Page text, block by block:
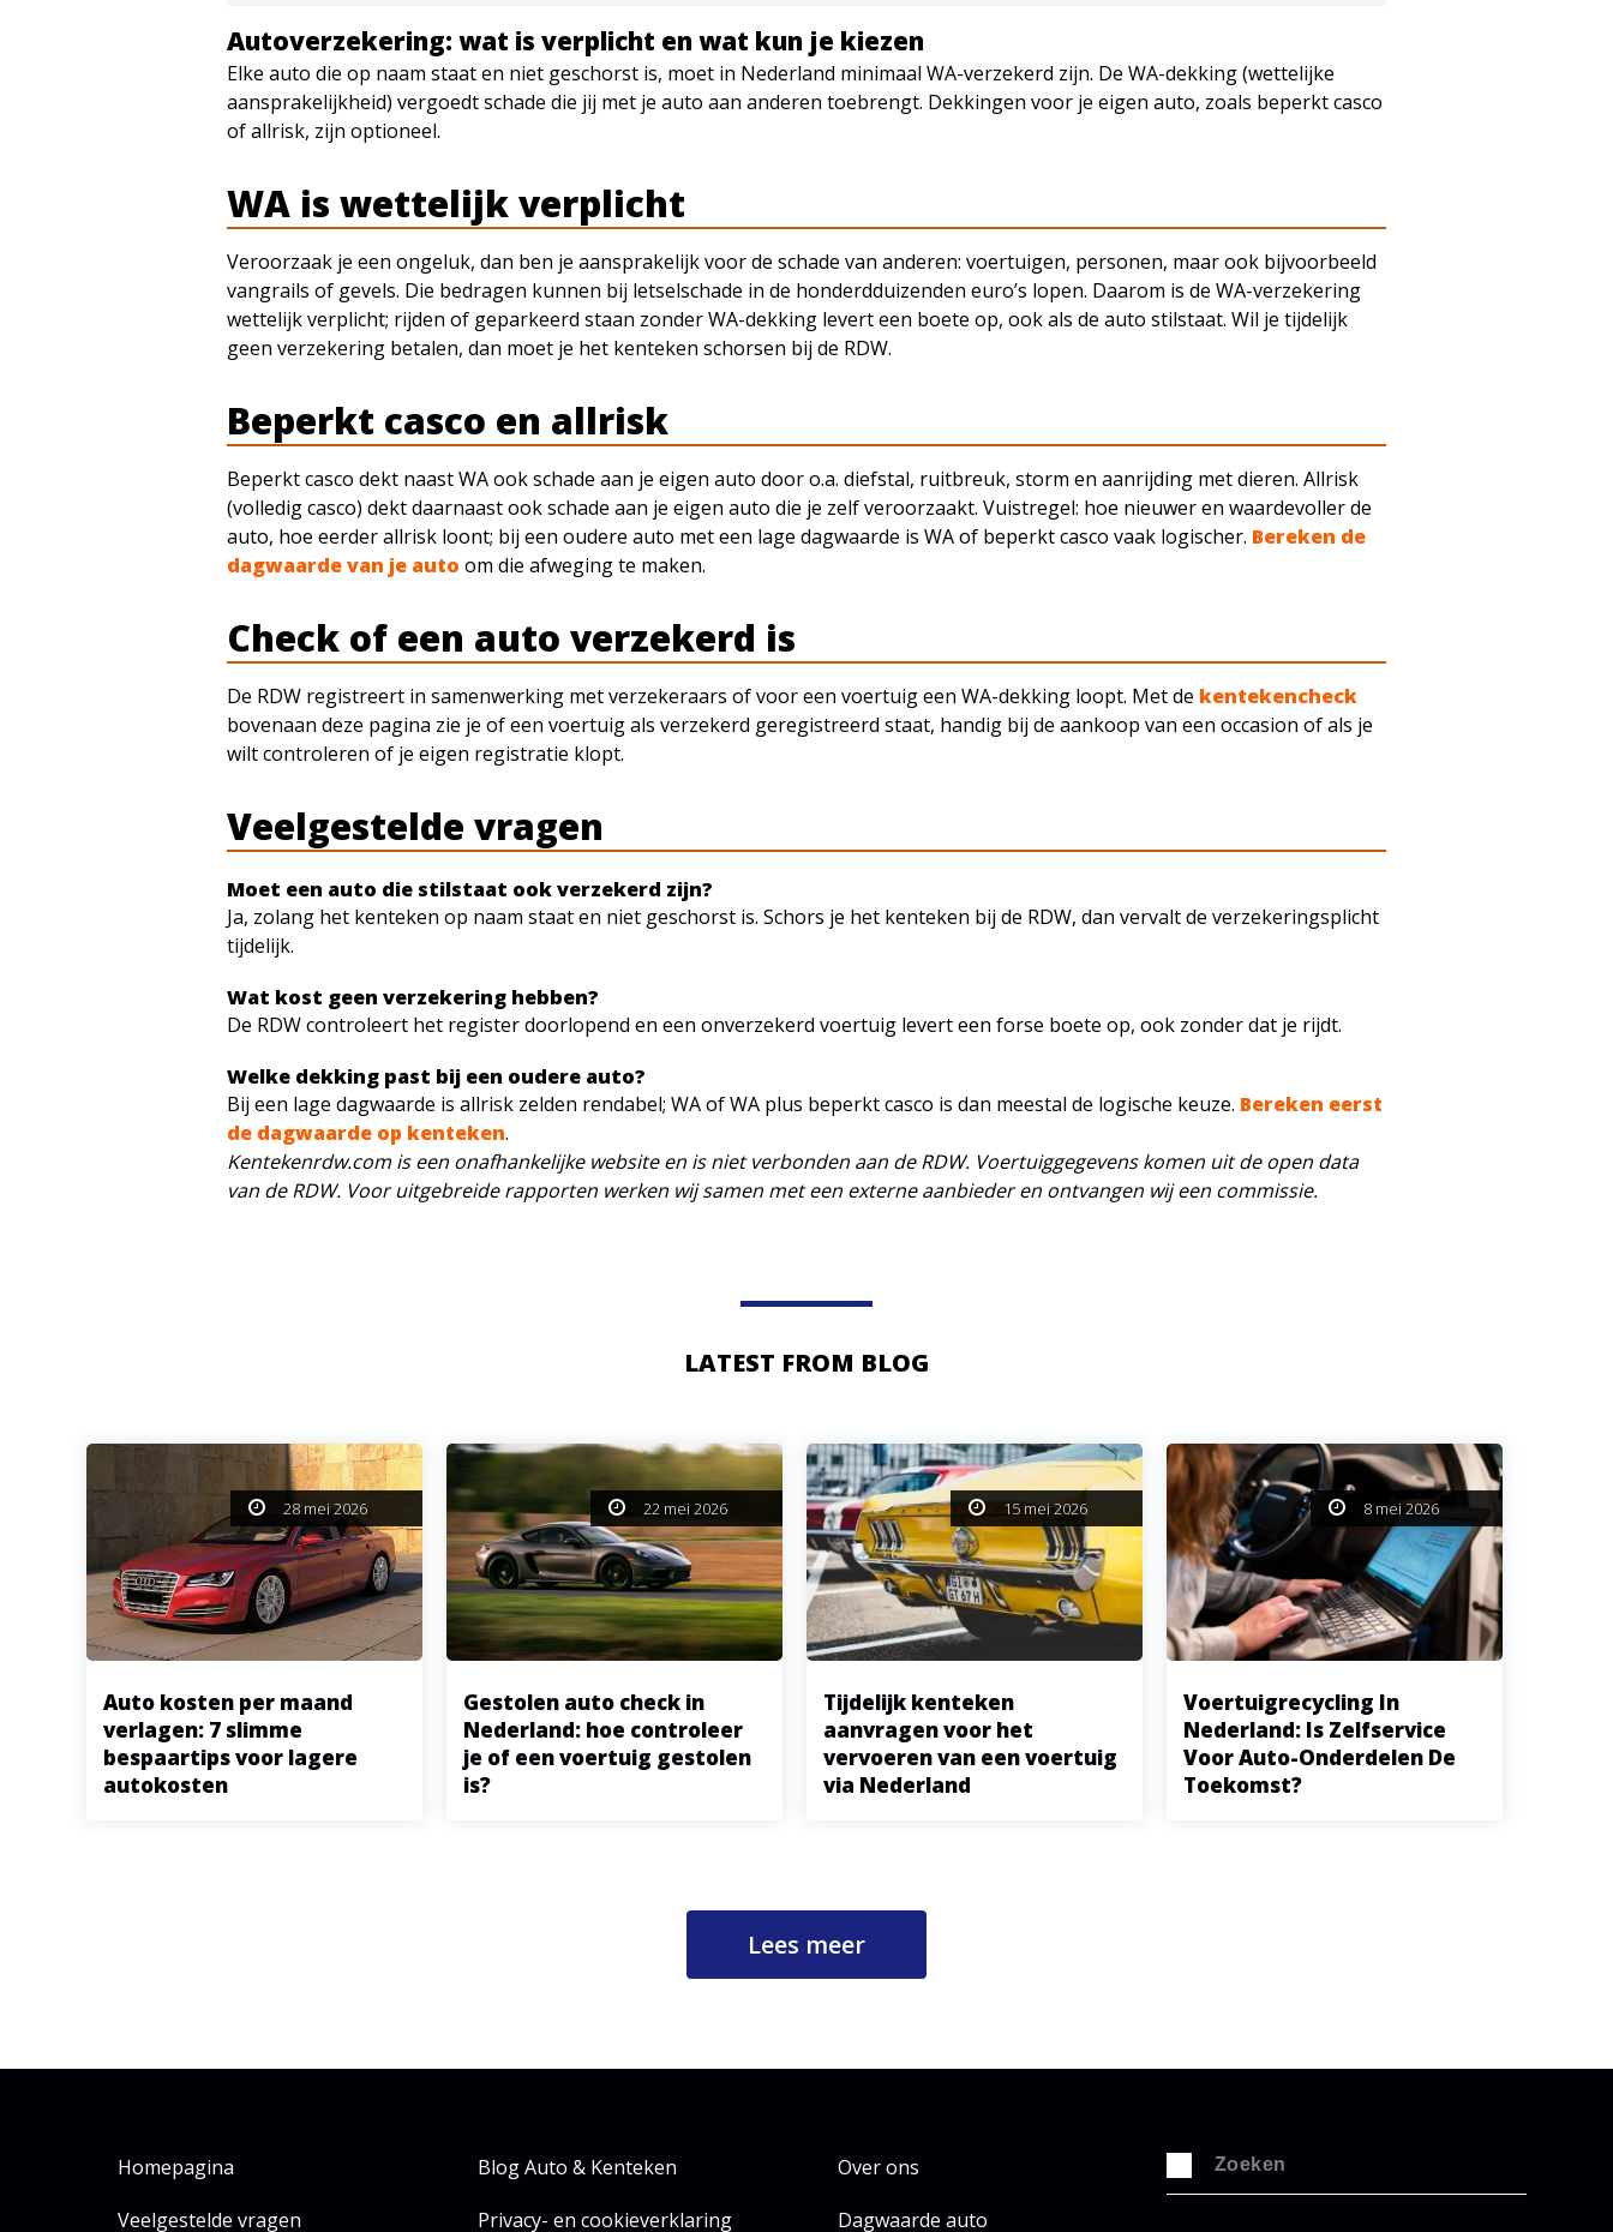
Autoverzekering: wat is verplicht en wat kun je kiezen
Elke auto die op naam staat en niet geschorst is, moet in Nederland minimaal WA-verzekerd zijn. De WA-dekking (wettelijke
aansprakelijkheid) vergoedt schade die jij met je auto aan anderen toebrengt. Dekkingen voor je eigen auto, zoals beperkt casco
of allrisk, zijn optioneel.
WA is wettelijk verplicht
Veroorzaak je een ongeluk, dan ben je aansprakelijk voor de schade van anderen: voertuigen, personen, maar ook bijvoorbeeld
vangrails of gevels. Die bedragen kunnen bij letselschade in de honderdduizenden euro’s lopen. Daarom is de WA-verzekering
wettelijk verplicht; rijden of geparkeerd staan zonder WA-dekking levert een boete op, ook als de auto stilstaat. Wil je tijdelijk
geen verzekering betalen, dan moet je het kenteken schorsen bij de RDW.
Beperkt casco en allrisk
Beperkt casco dekt naast WA ook schade aan je eigen auto door o.a. diefstal, ruitbreuk, storm en aanrijding met dieren. Allrisk
(volledig casco) dekt daarnaast ook schade aan je eigen auto die je zelf veroorzaakt. Vuistregel: hoe nieuwer en waardevoller de
auto, hoe eerder allrisk loont; bij een oudere auto met een lage dagwaarde is WA of beperkt casco vaak logischer. Bereken de
dagwaarde van je auto om die afweging te maken.
Check of een auto verzekerd is
De RDW registreert in samenwerking met verzekeraars of voor een voertuig een WA-dekking loopt. Met de kentekencheck
bovenaan deze pagina zie je of een voertuig als verzekerd geregistreerd staat, handig bij de aankoop van een occasion of als je
wilt controleren of je eigen registratie klopt.
Veelgestelde vragen
Moet een auto die stilstaat ook verzekerd zijn?
Ja, zolang het kenteken op naam staat en niet geschorst is. Schors je het kenteken bij de RDW, dan vervalt de verzekeringsplicht
tijdelijk.
Wat kost geen verzekering hebben?
De RDW controleert het register doorlopend en een onverzekerd voertuig levert een forse boete op, ook zonder dat je rijdt.
Welke dekking past bij een oudere auto?
Bij een lage dagwaarde is allrisk zelden rendabel; WA of WA plus beperkt casco is dan meestal de logische keuze. Bereken eerst
de dagwaarde op kenteken.
Kentekenrdw.com is een onafhankelijke website en is niet verbonden aan de RDW. Voertuiggegevens komen uit de open data
van de RDW. Voor uitgebreide rapporten werken wij samen met een externe aanbieder en ontvangen wij een commissie.
LATEST FROM BLOG
28 mei 2026
Auto kosten per maand
verlagen: 7 slimme
bespaartips voor lagere
autokosten
22 mei 2026
Gestolen auto check in
Nederland: hoe controleer
je of een voertuig gestolen
is?
15 mei 2026
Tijdelijk kenteken
aanvragen voor het
vervoeren van een voertuig
via Nederland
8 mei 2026
Voertuigrecycling In
Nederland: Is Zelfservice
Voor Auto-Onderdelen De
Toekomst?
Lees meer
Homepagina Blog Auto & Kenteken
Over ons
Veelgestelde vragen
Privacy- en cookieverklaring Dagwaarde auto